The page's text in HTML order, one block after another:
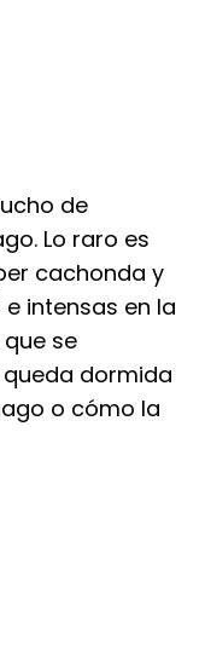
de
Lo raro es
cachonda y
intensas en la
se
dormida
o cómo la